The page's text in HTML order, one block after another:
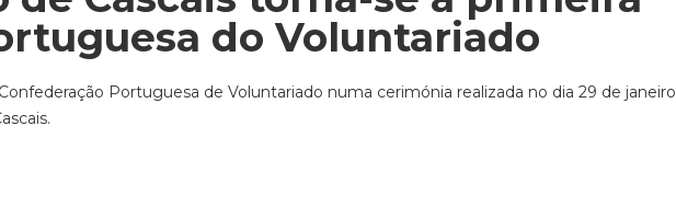
do Voluntariado
Portuguesa de Voluntariado numa cerimónia realizada no dia 29 de